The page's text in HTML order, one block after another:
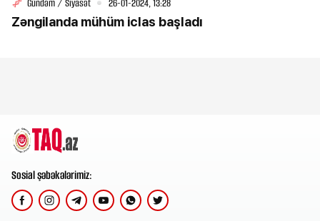
Gündəm / Siyasət 26-01-2024, 13:28
Zəngilanda mühüm iclas başladı
Sosial şəbəkələrimiz: